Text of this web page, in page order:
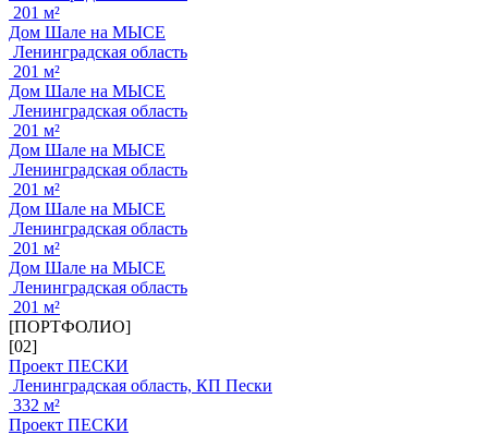
201 м²
Дом Шале на МЫСЕ
Ленинградская область
201 м²
Дом Шале на МЫСЕ
Ленинградская область
201 м²
Дом Шале на МЫСЕ
Ленинградская область
201 м²
Дом Шале на МЫСЕ
Ленинградская область
201 м²
Дом Шале на МЫСЕ
Ленинградская область
201 м²
[ПОРТФОЛИО]
[02]
Проект ПЕСКИ
Ленинградская область, КП Пески
332 м²
Проект ПЕСКИ